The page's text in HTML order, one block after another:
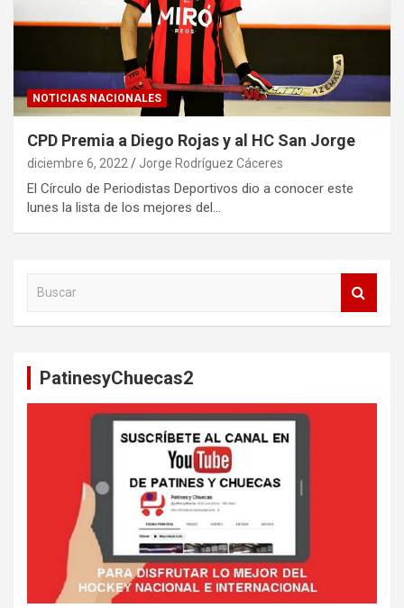
NOTICIAS NACIONALES
CPD Premia a Diego Rojas y al HC San Jorge
diciembre 6, 2022 Jorge Rodríguez Cáceres
El Círculo de Periodistas Deportivos dio a conocer este
lunes la lista de los mejores del…
PatinesyChuecas2